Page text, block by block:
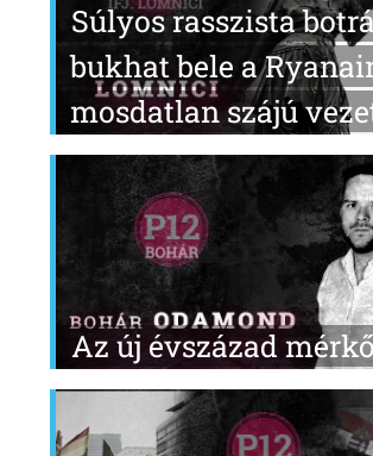
Súlyos rasszista
bukhat bele a
mosdatlan szájú
Az új évszázad